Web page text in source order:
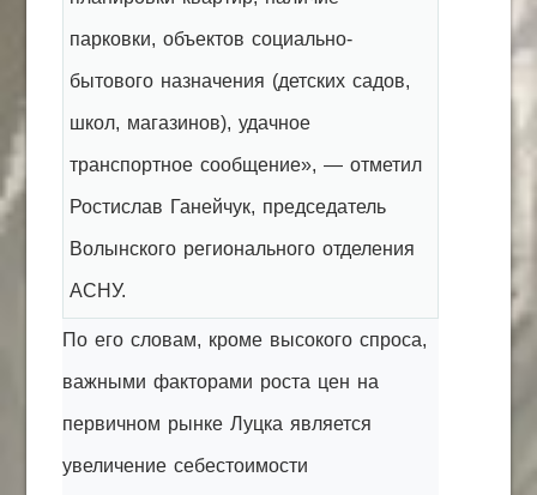
парковки, объектов социально-
бытового назначения (детских садов,
школ, магазинов), удачное
транспортное сообщение», — отметил
Ростислав Ганейчук, председатель
Волынского регионального отделения
АСНУ.
По его словам, кроме высокого спроса,
важными факторами роста цен на
первичном рынке Луцка является
увеличение себестоимости